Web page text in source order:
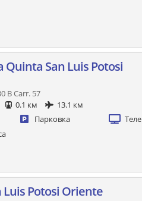
Quinta San Luis Potosi
B Carr. 57
0.1 км
13.1 км
Парковка
Luis Potosi Oriente